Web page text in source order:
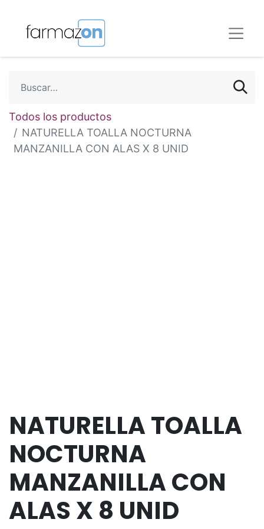
Todos los productos
NATURELLA TOALLA NOCTURNA
MANZANILLA CON ALAS X 8 UNID
NATURELLA TOALLA
NOCTURNA
MANZANILLA CON
ALAS X 8 UNID